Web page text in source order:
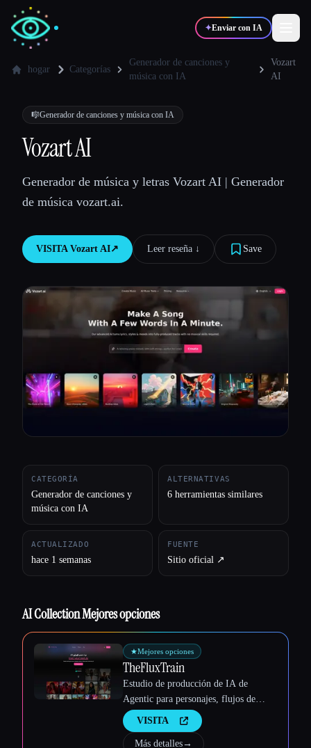
✦Enviar con IA
💻Desarrolladores
🎓Estudiantes
Comparar herramientas
Todas las categorías
Acerca de
hogar Categorías
Generador de canciones y
música con IA
Vozart
AI
🎼Generador de canciones y música con IA
Vozart AI
Generador de música y letras Vozart AI | Generador
de música vozart.ai.
VISITA Vozart AI↗︎ Leer reseña ↓︎ Save
CATEGORÍA
Generador de canciones y
música con IA
ALTERNATIVAS
6 herramientas similares
ACTUALIZADO
hace 1 semanas
FUENTE
Sitio oficial ↗︎
AI Collection Mejores opciones
★Mejores opciones
TheFluxTrain
Estudio de producción de IA de
Agentic para personajes, flujos de
trabajo y vídeos coherentes
VISITA
Más detalles→